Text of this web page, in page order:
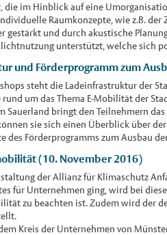
die im Hinblick auf eine
Raumkonzepte, wie z.B.
gestärkt und durch akustische
unterstützt, welche sich
und Förderprogramm zum
steht die Ladeinfrastruktur der
um das Thema E-Mobilität der
Sauerland bringt den Teilnehmern
sie sich einen Überblick über
des Förderprogramms zum Ausbau
(10. November 2016)
der Allianz für Klimaschutz
für Unternehmen ging, wird bei
zu beachten ist. Zudem wird der
Kreis der Unternehmen von